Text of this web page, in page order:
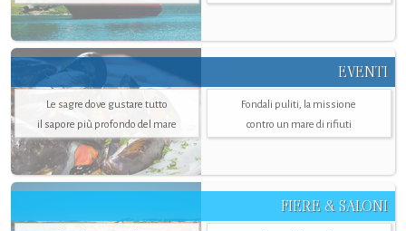
EVENTI
Le sagre dove gustare tutto
il sapore più profondo del mare
Fondali puliti, la missione
contro un mare di rifiuti
FIERE & SALONI